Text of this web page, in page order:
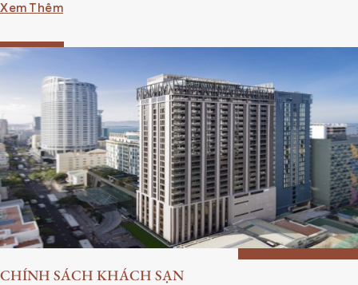
Xem Thêm
CHÍNH SÁCH KHÁCH SẠN